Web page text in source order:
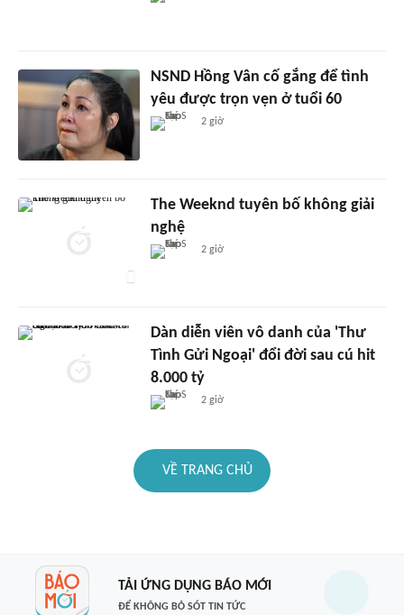
NSND Hồng Vân cố gắng để tình
yêu được trọn vẹn ở tuổi 60
2 giờ
The Weeknd tuyên bố không giải
nghệ
2 giờ
Dàn diễn viên vô danh của 'Thư
Tình Gửi Ngoại' đổi đời sau cú hit
8.000 tỷ
2 giờ
VỀ TRANG CHỦ
TẢI ỨNG DỤNG BÁO MỚI
ĐỂ KHÔNG BỎ SÓT TIN TỨC